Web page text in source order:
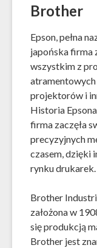
Brother
Epson, pełna
japońska firma
wszystkim z
atramentowych
projektorów i
Historia
firma zaczęła
precyzyjnych
czasem, dzięki
rynku drukarek.
Brother
założona w
się produkcją
Brother jest